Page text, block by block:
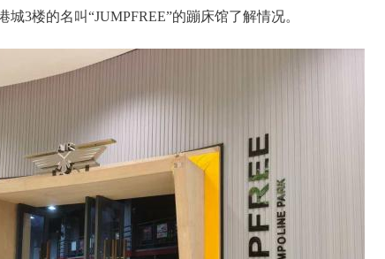
楼的名叫“JUMPFREE”的蹦床馆了解情况。